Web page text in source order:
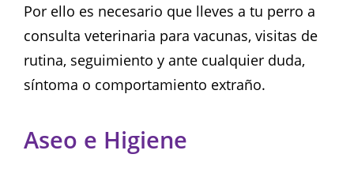
Por ello es necesario que lleves a tu perro a
consulta veterinaria para vacunas, visitas de
rutina, seguimiento y ante cualquier duda,
síntoma o comportamiento extraño.
Aseo e Higiene